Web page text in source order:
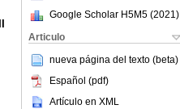
Google Scholar H5M5 (2021 )
Articulo
nueva página del texto (beta)
Español (pdf)
Artículo en XML